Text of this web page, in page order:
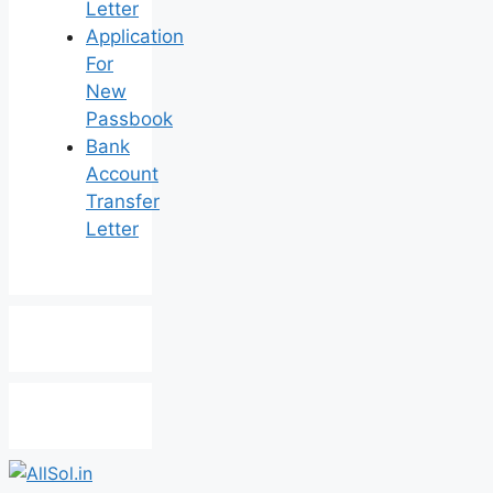
Letter
Application
For
New
Passbook
Bank
Account
Transfer
Letter